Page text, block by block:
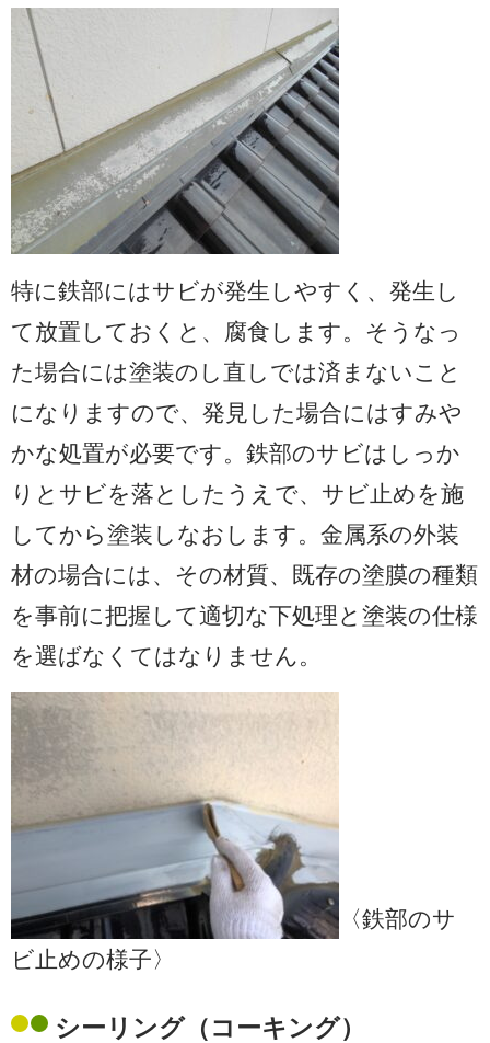
特に鉄部にはサビが発生しやすく、発生し
て放置しておくと、腐食します。そうなっ
た場合には塗装のし直しでは済まないこと
になりますので、発見した場合にはすみや
かな処置が必要です。鉄部のサビはしっか
りとサビを落としたうえで、サビ止めを施
してから塗装しなおします。金属系の外装
材の場合には、その材質、既存の塗膜の種類
を事前に把握して適切な下処理と塗装の仕様
を選ばなくてはなりません。
〈鉄部のサ
ビ止めの様子〉
シーリング（コーキング）